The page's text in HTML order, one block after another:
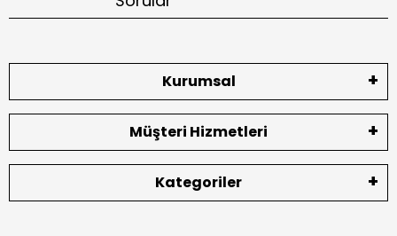
Kurumsal
Müşteri Hizmetleri
Kategoriler